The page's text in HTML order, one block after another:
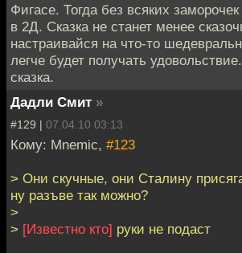
Фигасе. Тогда без всяких
в 2Д. Сказка не станет менее
настраивайся на что-то
легче будет получать
сказка.
Дадли Смит »
#129 | 07.04.10 03:13
Кому: Mnemic, #123
> Они скучные, они Сталину
ну разъве так можно?
>
> [Известно кто] руки не подаст